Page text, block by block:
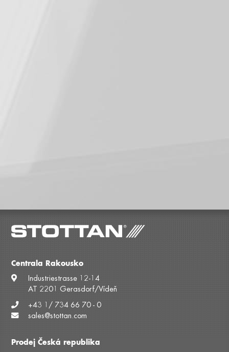
Centrala Rakousko
Industriestrasse 12-14
AT 2201 Gerasdorf/Vídeň
+43 1/ 734 66 70 - 0
sales@stottan.com
Prodej Česká republika